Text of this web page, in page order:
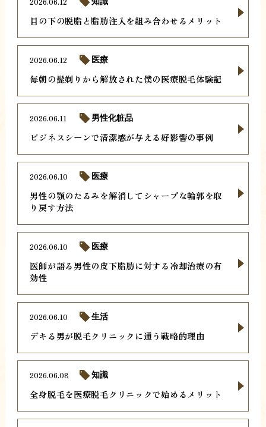
目の下の脱脂と脂肪注入を組み合わせるメリット
毎朝の髭剃りから解放された僕の医療脱毛体験記
2026.06.12 医療
ビジネスシーンで清潔感が与える好影響の事例
2026.06.11 男性化粧品
男性の顎のたるみを解消してシャープな輪郭を取
り戻す方法
2026.06.10 医療
医師が語る男性の皮下脂肪に対する冷却治療の有
効性
2026.06.10 医療
デキる男が脱毛クリニックに通う戦略的理由
2026.06.10 生活
全身脱毛を医療脱毛クリニックで始めるメリット
2026.06.08 知識